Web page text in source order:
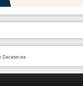
Zacatecas.